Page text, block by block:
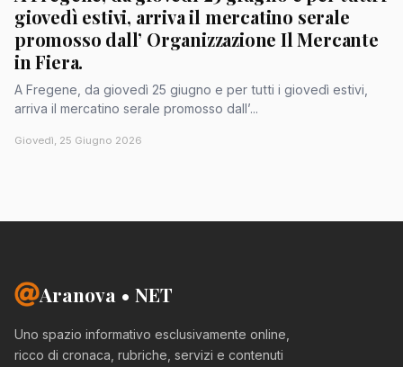
giovedì estivi, arriva il mercatino serale
promosso dall’ Organizzazione Il Mercante
in Fiera.
A Fregene, da giovedì 25 giugno e per tutti i giovedì estivi,
arriva il mercatino serale promosso dall’...
Giovedì, 25 Giugno 2026
Aranova • NET
Uno spazio informativo esclusivamente online,
ricco di cronaca, rubriche, servizi e contenuti